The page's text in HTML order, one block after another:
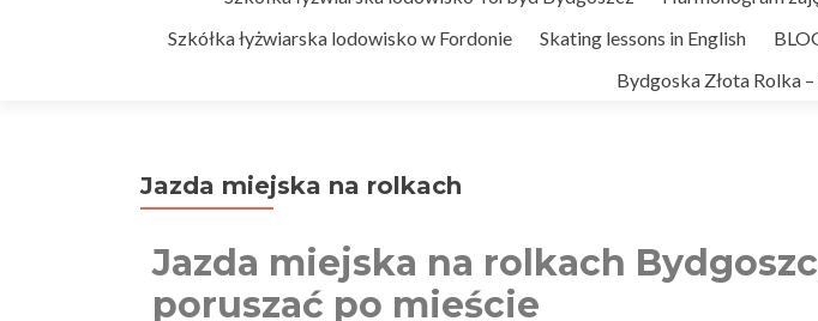
Szkółka łyżwiarska lodowisko w Fordonie
Skating lessons in English
Bydgoska Złota Rolka
Jazda miejska na rolkach
Jazda miejska na rolkach
poruszać po mieście